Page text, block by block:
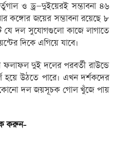
ও ড্র—দুইয়েরই সম্ভাবনা ৪৬
কঙ্গোর জয়ের সম্ভাবনা রয়েছে ৮
যে দল সুযোগগুলো কাজে লাগাতে
দিকে এগিয়ে যাবে।
ফলাফল দুই দলের পরবর্তী রাউন্ডে
হয়ে উঠতে পারে। এখন দর্শকদের
কোনো দল জয়সূচক গোল খুঁজে পায়
করুন-